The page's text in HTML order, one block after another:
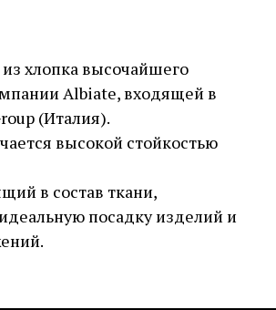
хлопка высочайшего
Albiate, входящей в
(Италия).
высокой стойкостью
в состав ткани,
посадку изделий и